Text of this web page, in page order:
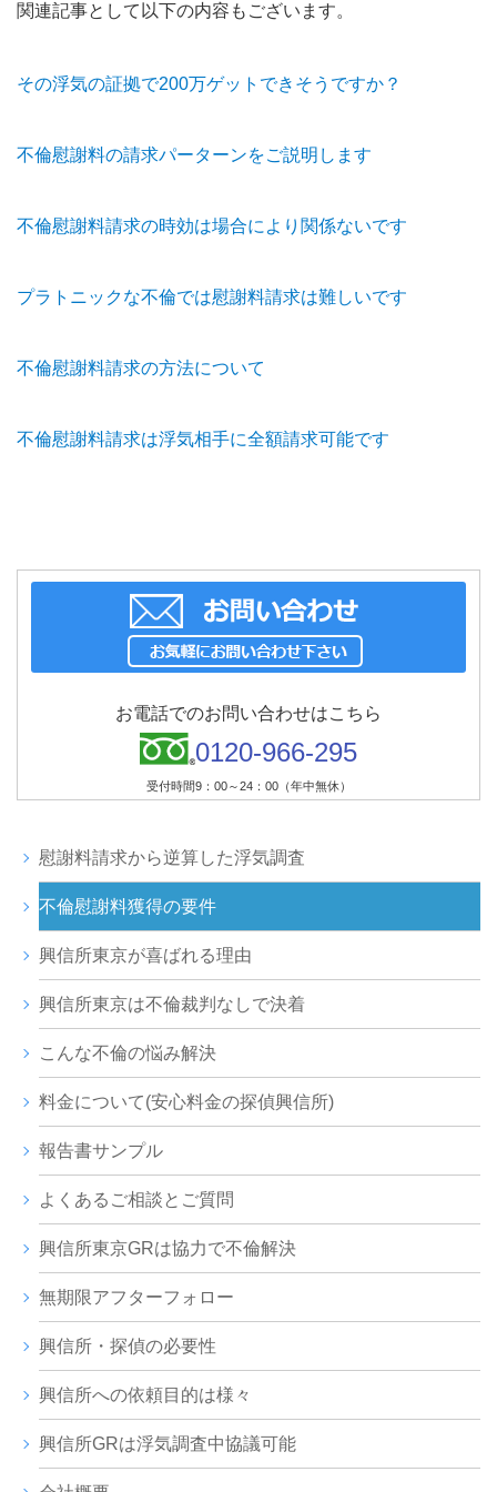
関連記事として以下の内容もございます。
その浮気の証拠で200万ゲットできそうですか？
不倫慰謝料の請求パーターンをご説明します
不倫慰謝料請求の時効は場合により関係ないです
プラトニックな不倫では慰謝料請求は難しいです
不倫慰謝料請求の方法について
不倫慰謝料請求は浮気相手に全額請求可能です
お電話でのお問い合わせはこちら
0120-966-295
受付時間9：00～24：00（年中無休）
慰謝料請求から逆算した浮気調査
不倫慰謝料獲得の要件
興信所東京が喜ばれる理由
興信所東京は不倫裁判なしで決着
こんな不倫の悩み解決
料金について(安心料金の探偵興信所)
報告書サンプル
よくあるご相談とご質問
興信所東京GRは協力で不倫解決
無期限アフターフォロー
興信所・探偵の必要性
興信所への依頼目的は様々
興信所GRは浮気調査中協議可能